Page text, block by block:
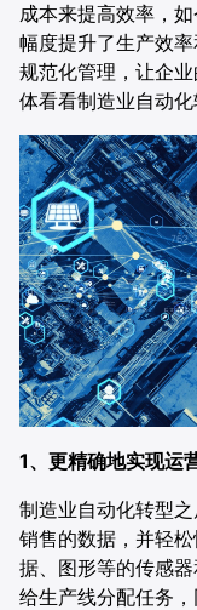
技术与安全
零售
文化传媒
餐饮
电商
供应链
证券
电信
人事行政
财务
方案
AI舆情管理解
AI直播获客解
关于我们
新闻资讯
合作伙伴
成本来提高效率，
幅度提升了生产效
规范化管理，让企
体看看制造业自动化
1、更精确地实现运
制造业自动化转型
销售的数据，并轻
据、图形等的传感
给生产线分配任务